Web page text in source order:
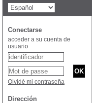
Conectarse
acceder a su cuenta de
usuario
Olvidé mi contraseña
Dirección